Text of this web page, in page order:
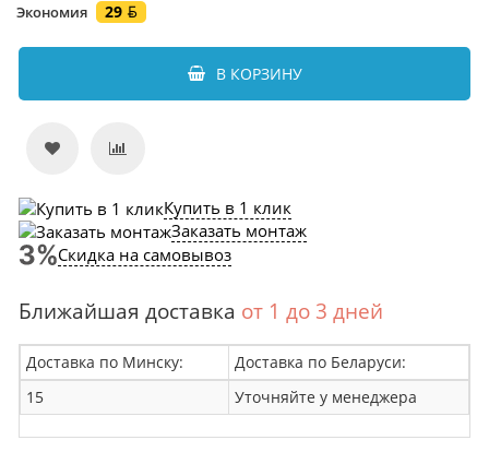
Экономия 29
В КОРЗИНУ
Купить в 1 клик
Заказать монтаж
Скидка на самовывоз
Ближайшая доставка от 1 до 3 дней
Доставка по Минску:
Доставка по Беларуси:
15
Уточняйте у менеджера